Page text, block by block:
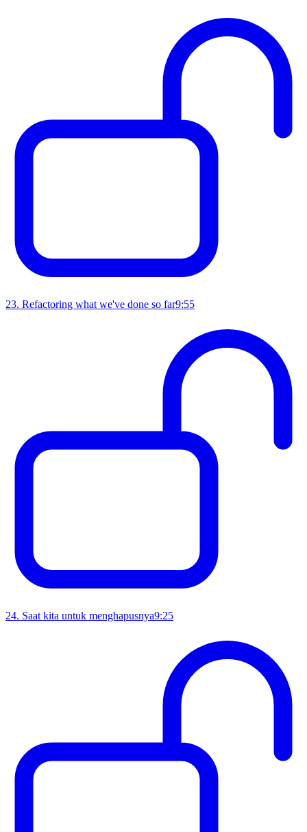
23. Refactoring what we've done so far9:55
24. Saat kita untuk menghapusnya9:25